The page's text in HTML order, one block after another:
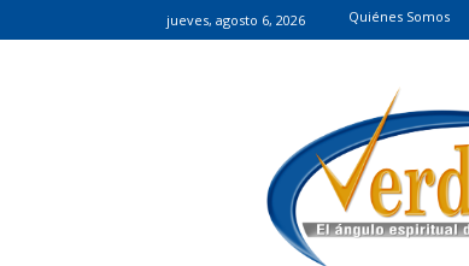
jueves, agosto 6, 2026 Quiénes Somos